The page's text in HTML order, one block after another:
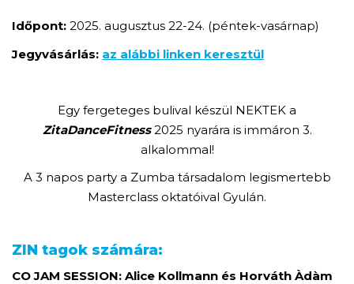
Időpont: 2025. augusztus 22-24. (péntek-vasárnap)
Jegyvásárlás: az alábbi linken keresztül
Egy fergeteges bulival készül NEKTEK a
ZitaDanceFitness2025 nyarára is immáron 3.
alkalommal!
A 3 napos party a Zumba társadalom legismertebb
Masterclass oktatóival Gyulán.
ZIN tagok számára:
CO JAM SESSION: Alice Kollmann és Horváth Àdàm